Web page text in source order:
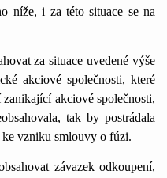
níže, i za této situace se na
za situace uvedené výše
akciové společnosti, které
akciové společnosti,
tak by postrádala
ke vzniku smlouvy o fúzi.
závazek odkoupení,